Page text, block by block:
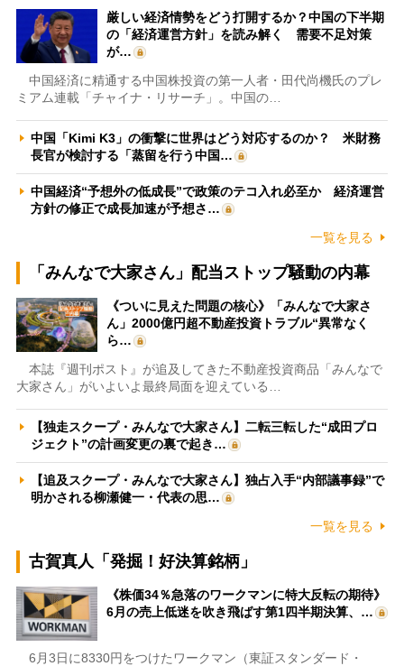
厳しい経済情勢をどう打開するか？中国の下半期
の「経済運営方針」を読み解く 需要不足対策
が…
中国経済に精通する中国株投資の第一人者・田代尚機氏のプレ
ミアム連載「チャイナ・リサーチ」。中国の…
中国「Kimi K3」の衝撃に世界はどう対応するのか？ 米財務
長官が検討する「蒸留を行う中国…
中国経済“予想外の低成長”で政策のテコ入れ必至か 経済運営
方針の修正で成長加速が予想さ…
一覧を見る
「みんなで大家さん」配当ストップ騒動の内幕
《ついに見えた問題の核心》「みんなで大家さ
ん」2000億円超不動産投資トラブル“異常なく
ら…
本誌『週刊ポスト』が追及してきた不動産投資商品「みんなで
大家さん」がいよいよ最終局面を迎えている…
【独走スクープ・みんなで大家さん】二転三転した“成田プロ
ジェクト”の計画変更の裏で起き…
【追及スクープ・みんなで大家さん】独占入手“内部議事録”で
明かされる柳瀬健一・代表の思…
一覧を見る
古賀真人「発掘！好決算銘柄」
《株価34％急落のワークマンに特大反転の期待》
6月の売上低迷を吹き飛ばす第1四半期決算、…
6月3日に8330円をつけたワークマン（東証スタンダード・